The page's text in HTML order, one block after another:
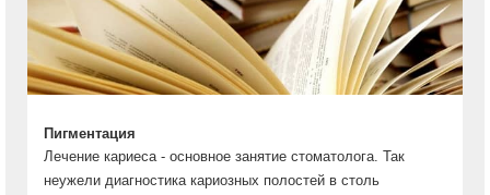
Пигментация
Лечение кариеса - основное занятие стоматолога. Так
неужели диагностика кариозных полостей в столь